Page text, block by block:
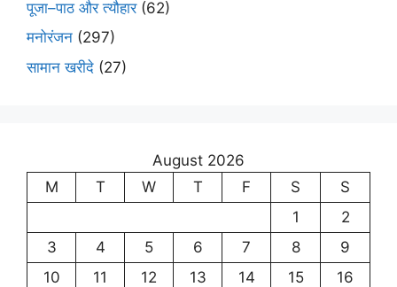
पूजा–पाठ और त्यौहार(62)
मनोरंजन (297)
सामान खरीदे (27)
August 2026
M
T W T F S
S
1
2
3
4 5 6 7 8
9
10
11 12 13 14 15
16